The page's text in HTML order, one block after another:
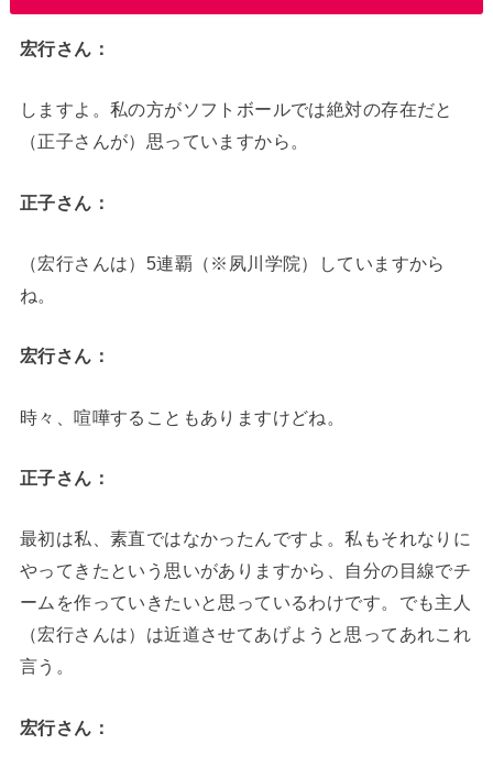
宏行さん：
しますよ。私の方がソフトボールでは絶対の存在だと
（正子さんが）思っていますから。
正子さん：
（宏行さんは）5連覇（※夙川学院）していますから
ね。
宏行さん：
時々、喧嘩することもありますけどね。
正子さん：
最初は私、素直ではなかったんですよ。私もそれなりに
やってきたという思いがありますから、自分の目線でチ
ームを作っていきたいと思っているわけです。でも主人
（宏行さんは）は近道させてあげようと思ってあれこれ
言う。
宏行さん：